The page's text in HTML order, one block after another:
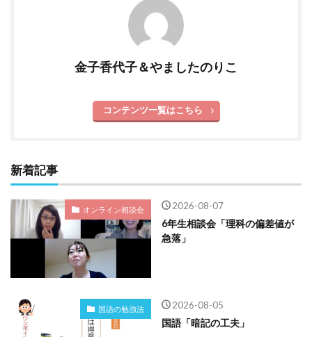
金子香代子＆やましたのりこ
コンテンツ一覧はこちら
新着記事
オンライン相談会 2026-08-07
6年生相談会「理科の偏差値が
急落」
国語の勉強法 2026-08-05
国語「暗記の工夫」